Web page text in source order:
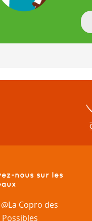
nous sur les
@La Copro des
Possibles